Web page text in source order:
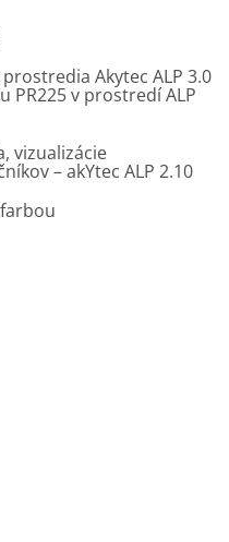
Akytec ALP 3.0
PR225 v prostredí ALP
vizualizácie
– akYtec ALP 2.10